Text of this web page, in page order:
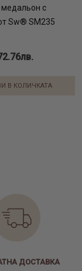
с
Sw® SM235
В КОЛИЧКАТА
ДОСТАВКА